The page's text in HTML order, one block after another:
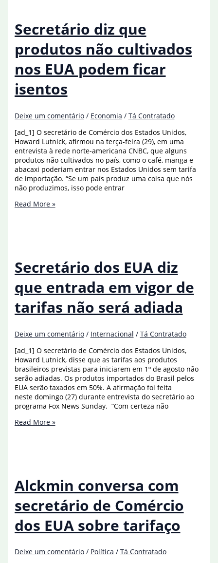
foi
cancelada,
diz
Haddad
Secretário diz que
produtos não cultivados
nos EUA podem ficar
isentos
Deixe um comentário / Economia / Tá Contratado
[ad_1] O secretário de Comércio dos Estados Unidos,
Howard Lutnick, afirmou na terça-feira (29), em uma
entrevista à rede norte-americana CNBC, que alguns
produtos não cultivados no país, como o café, manga e
abacaxi poderiam entrar nos Estados Unidos sem tarifa
de importação. “Se um país produz uma coisa que nós
não produzimos, isso pode entrar
Secretário
EUA
podem
ficar
isentos
Read More »
Secretário dos EUA diz
que entrada em vigor de
tarifas não será adiada
Deixe um comentário / Internacional / Tá Contratado
[ad_1] O secretário de Comércio dos Estados Unidos,
Howard Lutnick, disse que as tarifas aos produtos
brasileiros previstas para iniciarem em 1º de agosto não
serão adiadas. Os produtos importados do Brasil pelos
EUA serão taxados em 50%. A afirmação foi feita
neste domingo (27) durante entrevista do secretário ao
programa Fox News Sunday. “Com certeza não
Secretário
vigor
de
tarifas
não
será
adiada
Read More »
Alckmin conversa com
secretário de Comércio
dos EUA sobre tarifaço
Deixe um comentário / Política / Tá Contratado